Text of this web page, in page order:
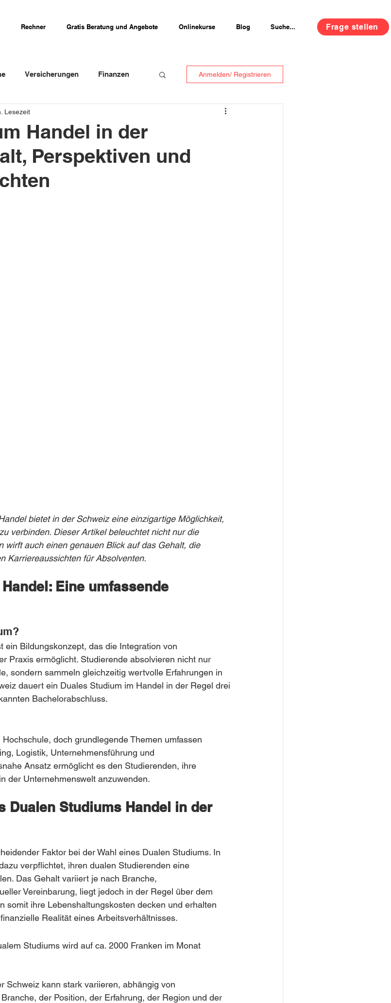
Rechner Gratis Beratung und Angebote Onlinekurse Blog Suche... Frage stellen
Versicherungen Finanzen Anmelden/ Registrieren
Handel in der
Perspektiven und
Lesezeit
bietet in der Schweiz eine einzigartige Möglichkeit,
verbinden. Dieser Artikel beleuchtet nicht nur die
wirft auch einen genauen Blick auf das Gehalt, die
Karriereaussichten für Absolventen.
Eine umfassende
ein Bildungskonzept, das die Integration von
Praxis ermöglicht. Studierende absolvieren nicht nur
sondern sammeln gleichzeitig wertvolle Erfahrungen in
dauert ein Duales Studium im Handel in der Regel drei
Bachelorabschluss.
doch grundlegende Themen umfassen
Logistik, Unternehmensführung und
Ansatz ermöglicht es den Studierenden, ihre
der Unternehmenswelt anzuwenden.
Dualen Studiums Handel in der
Faktor bei der Wahl eines Dualen Studiums. In
verpflichtet, ihren dualen Studierenden eine
Das Gehalt variiert je nach Branche,
Vereinbarung, liegt jedoch in der Regel über dem
somit ihre Lebenshaltungskosten decken und erhalten
Realität eines Arbeitsverhältnisses.
Studiums wird auf ca. 2000 Franken im Monat
Schweiz kann stark variieren, abhängig von
der Position, der Erfahrung, der Region und der